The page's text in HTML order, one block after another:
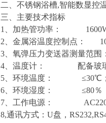
二、不锈钢浴槽,智能数显控
三、主要技术指标
1、加热管功率： 1600W
2、金属浴温度控制点：
3、氧弹压力变送器测量范围
4、温度计： 配备玻璃水
5、环境温度： ≤30℃
6、环境湿度： ≤80％
7、工作电源：
8,通讯方式：U盘，